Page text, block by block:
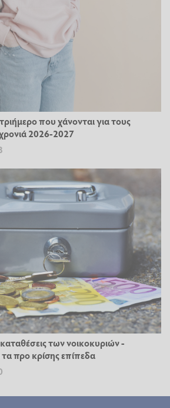
που χάνονται για τους
2026-2027
των νοικοκυριών -
προ κρίσης επίπεδα